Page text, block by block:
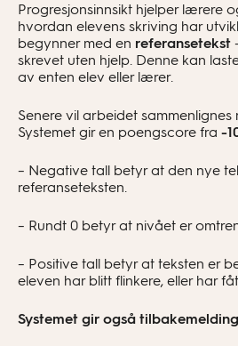
Progresjonsinnsikt hjelper lærere
hvordan elevens skriving har
begynner med en referansetekst
skrevet uten hjelp. Denne kan
av enten elev eller lærer.
Senere vil arbeidet sammenlignes
Systemet gir en poengscore fra -
– Negative tall betyr at den nye
referanseteksten.
– Rundt 0 betyr at nivået er
– Positive tall betyr at teksten er
eleven har blitt flinkere, eller har
Systemet gir også